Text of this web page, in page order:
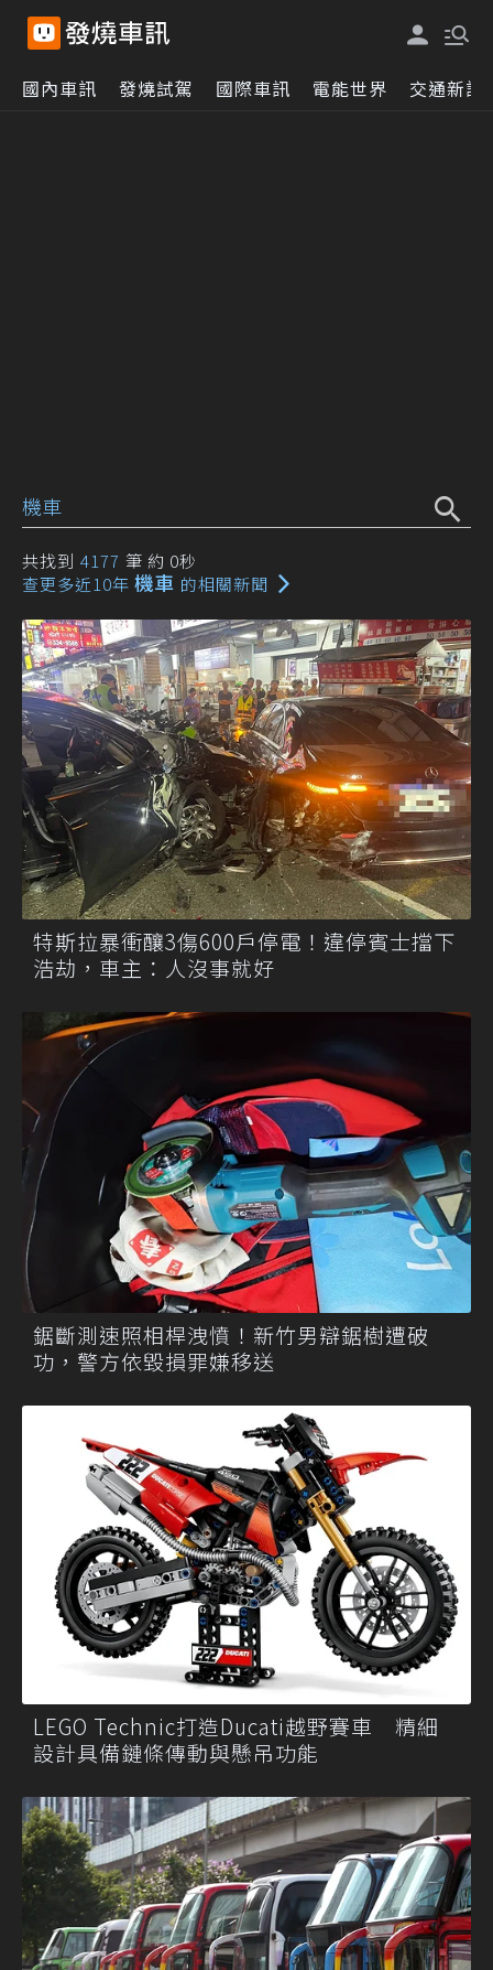
國內車訊 發燒試駕 國際車訊 電能世界 交通新訊
共找到 4177 筆 約 0秒
查更多近10年 機車 的相關新聞
特斯拉暴衝釀3傷600戶停電！違停賓士擋下
浩劫，車主：人沒事就好
鋸斷測速照相桿洩憤！新竹男辯鋸樹遭破
功，警方依毀損罪嫌移送
LEGO Technic打造Ducati越野賽車 精細
設計具備鏈條傳動與懸吊功能